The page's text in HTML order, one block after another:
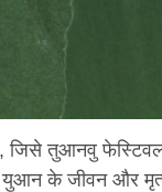
तुआनवु फेस्टिवल
युआन के जीवन और